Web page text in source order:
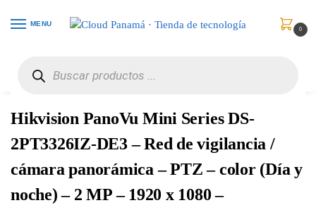
MENU
0
Hikvision PanoVu Mini Series DS-
2PT3326IZ-DE3 – Red de vigilancia /
cámara panorámica – PTZ – color (Día y
noche) – 2 MP – 1920 x 1080 –